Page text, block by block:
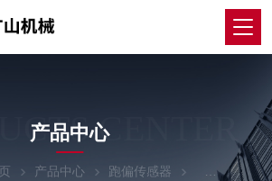
CENTER
产品中心
产品中心 跑偏传感器 自动复位